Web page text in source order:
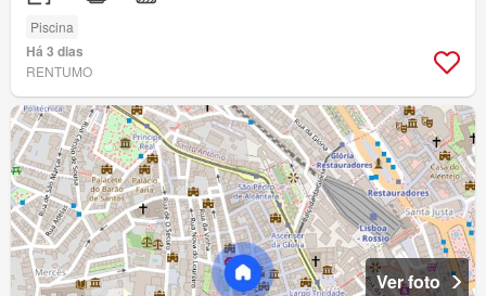
Piscina
Há 3 dias
RENTUMO
Ver foto